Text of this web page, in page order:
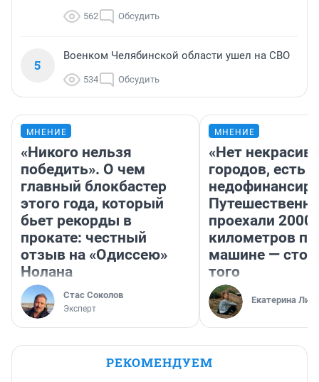
562 Обсудить
5
Военком Челябинской области ушел на СВО
534 Обсудить
МНЕНИЕ
«Никого нельзя
победить». О чем
главный блокбастер
этого года, который
бьет рекорды в
прокате: честный
отзыв на «Одиссею»
Нолана
Стас Соколов
Эксперт
МНЕНИЕ
«Нет
городов, есть
проехали 2000
километров по
машине —
того
Екатерина
РЕКОМЕНДУЕМ